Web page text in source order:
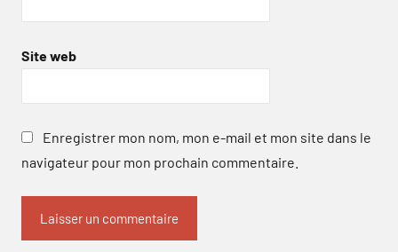
Site web
Enregistrer mon nom, mon e-mail et mon site dans le
navigateur pour mon prochain commentaire.